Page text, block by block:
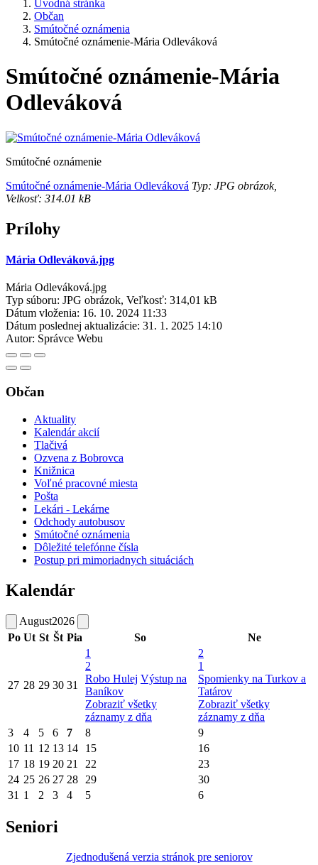
Úvodná stránka
Občan
Smútočné oznámenia
Smútočné oznámenie-Mária Odleváková
Smútočné oznámenie-Mária
Odleváková
Smútočné oznámenie
Smútočné oznámenie-Mária Odleváková Typ: JPG obrázok,
Velkosť: 314.01 kB
Prílohy
Mária Odleváková.jpg
Mária Odleváková.jpg
Typ súboru: JPG obrázok, Veľkosť: 314,01 kB
Dátum vloženia: 16. 10. 2024 11:33
Dátum poslednej aktualizácie: 31. 1. 2025 14:10
Autor: Správce Webu
Občan
Aktuality
Kalendár akcií
Tlačivá
Ozvena z Bobrovca
Knižnica
Voľné pracovné miesta
Pošta
Lekári - Lekárne
Odchody autobusov
Smútočné oznámenia
Dôležité telefónne čísla
Postup pri mimoriadnych situáciách
Kalendár
August2026
Po Ut St Št Pia So Ne
27 28 29 30 31
1
2
Robo Hulej Výstup na
Baníkov
Zobraziť všetky
záznamy z dňa
2
1
Spomienky na Turkov a
Tatárov
Zobraziť všetky
záznamy z dňa
3
4 5 6 7 8
9
10 11 12 13 14 15
16
17 18 19 20 21 22
23
24 25 26 27 28 29
30
31 1 2 3 4 5 6
Seniori
Zjednodušená verzia stránok pre seniorov